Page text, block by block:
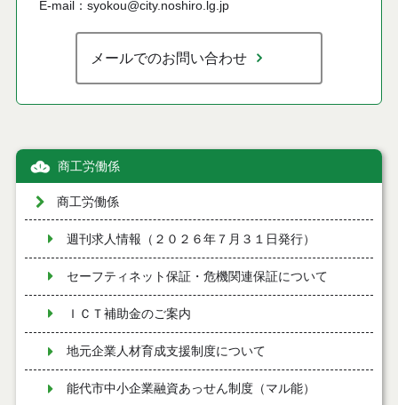
E-mail：syokou@city.noshiro.lg.jp
メールでのお問い合わせ
商工労働係
商工労働係
週刊求人情報（２０２６年７月３１日発行）
セーフティネット保証・危機関連保証について
ＩＣＴ補助金のご案内
地元企業人材育成支援制度について
能代市中小企業融資あっせん制度（マル能）